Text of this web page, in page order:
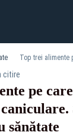
citire
pe
sănătate